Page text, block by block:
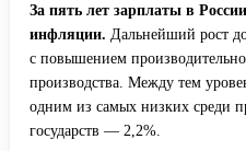
За пять лет зарплаты в
инфляции. Дальнейший рост
с повышением
производства. Между тем
одним из самых низких среди
государств — 2,2%.